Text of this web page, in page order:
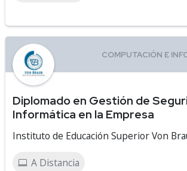
Diplomado en Gestión de
Informática en la Empresa
Instituto de Educación Superior Von
A Distancia